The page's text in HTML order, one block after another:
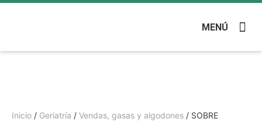
MENÚ
Inicio / Geriatría / Vendas, gasas y algodones / SOBRE